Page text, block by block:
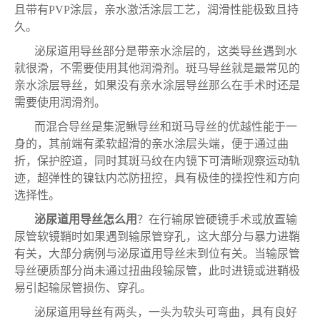
且带有PVP涂层，亲水激活涂层工艺，润滑性能极致且持
久。
泌尿道用导丝部分是带亲水涂层的，这类导丝遇到水
就很滑，不需要使用其他润滑剂。斑马导丝就是最常见的
亲水涂层导丝，如果没有亲水涂层导丝那么在手术时还是
需要使用润滑剂。
而混合导丝是集泥鳅导丝和斑马导丝的优越性能于一
身的，其前端有柔软超滑的亲水涂层头端，便于通过曲
折，保护腔道，同时其斑马纹在内镜下可清晰观察运动轨
迹，超弹性的镍钛内芯防扭控，具有极佳的操控性和方向
选择性。
泌尿道用导丝怎么用？在行输尿管硬镜手术或放置输
尿管软镜鞘时如果遇到输尿管穿孔，这大部分与暴力进鞘
有关，大部分病例与泌尿道用导丝未到位有关。当输尿管
导丝硬质部分尚未通过扭曲段输尿管，此时进镜或进鞘极
易引起输尿管损伤、穿孔。
泌尿道用导丝有两头，一头为软头可弯曲，具有良好